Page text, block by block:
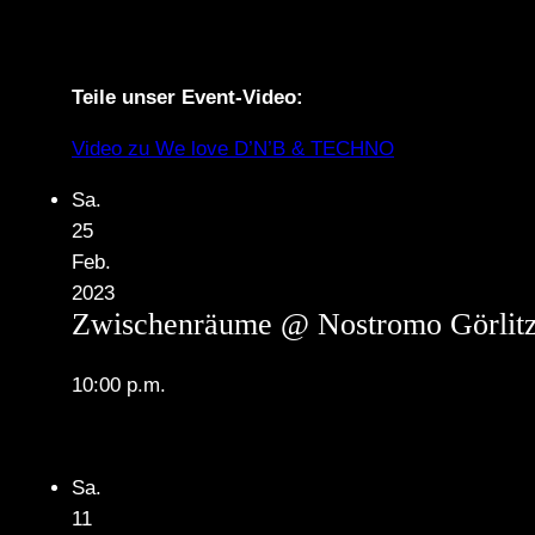
Teile unser Event-Video:
Video zu We love D’N’B & TECHNO
Sa.
25
Feb.
2023
Zwischenräume @ Nostromo
10:00 p.m.
Sa.
11